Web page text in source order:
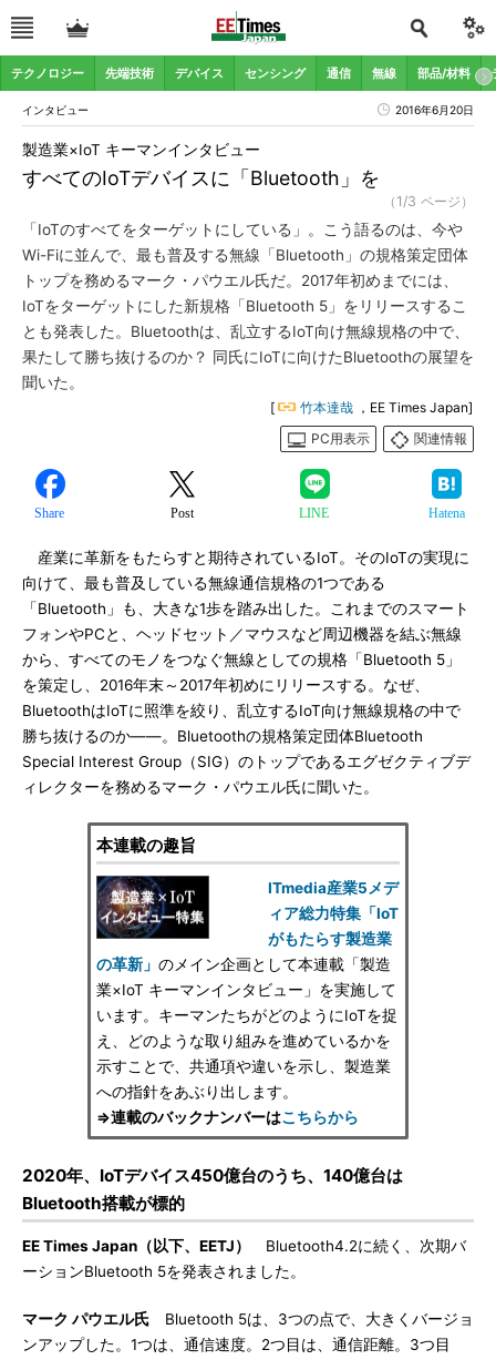
テクノロジー 先端技術 デバイス センシング 通信 無線 部品/材料
インタビュー 2016年6月20日
すべてのIoTデバイスに「Bluetooth」を
製造業×IoT キーマンインタビュー
（1/3 ページ）
「IoTのすべてをターゲットにしている」。こう語るのは、今や
Wi-Fiに並んで、最も普及する無線「Bluetooth」の規格策定団体
トップを務めるマーク・パウエル氏だ。2017年初めまでには、
IoTをターゲットにした新規格「Bluetooth 5」をリリースするこ
とも発表した。Bluetoothは、乱立するIoT向け無線規格の中で、
果たして勝ち抜けるのか？ 同氏にIoTに向けたBluetoothの展望を
聞いた。
[ 竹本達哉 ，EE Times Japan]
PC用表示
関連情報
Share Post LINE Hatena
産業に革新をもたらすと期待されているIoT。そのIoTの実現に
向けて、最も普及している無線通信規格の1つである
「Bluetooth」も、大きな1歩を踏み出した。これまでのスマート
フォンやPCと、ヘッドセット／マウスなど周辺機器を結ぶ無線
から、すべてのモノをつなぐ無線としての規格「Bluetooth 5」
を策定し、2016年末～2017年初めにリリースする。なぜ、
BluetoothはIoTに照準を絞り、乱立するIoT向け無線規格の中で
勝ち抜けるのか――。Bluetoothの規格策定団体Bluetooth
Special Interest Group（SIG）のトップであるエグゼクティブデ
ィレクターを務めるマーク・パウエル氏に聞いた。
本連載の趣旨
ITmedia産業5メデ
ィア総力特集「IoT
がもたらす製造業
の革新」 のメイン企画として本連載「製造
業×IoT キーマンインタビュー」を実施して
います。キーマンたちがどのようにIoTを捉
え、どのような取り組みを進めているかを
示すことで、共通項や違いを示し、製造業
への指針をあぶり出します。
⇒連載のバックナンバーはこちらから
2020年、IoTデバイス450億台のうち、140億台は
Bluetooth搭載が標的
EE Times Japan（以下、EETJ）
Bluetooth4.2に続く、次期バ
ーションBluetooth 5を発表されました。
マーク パウエル氏 Bluetooth 5は、3つの点で、大きくバージョ
ンアップした。1つは、通信速度。2つ目は、通信距離。3つ目